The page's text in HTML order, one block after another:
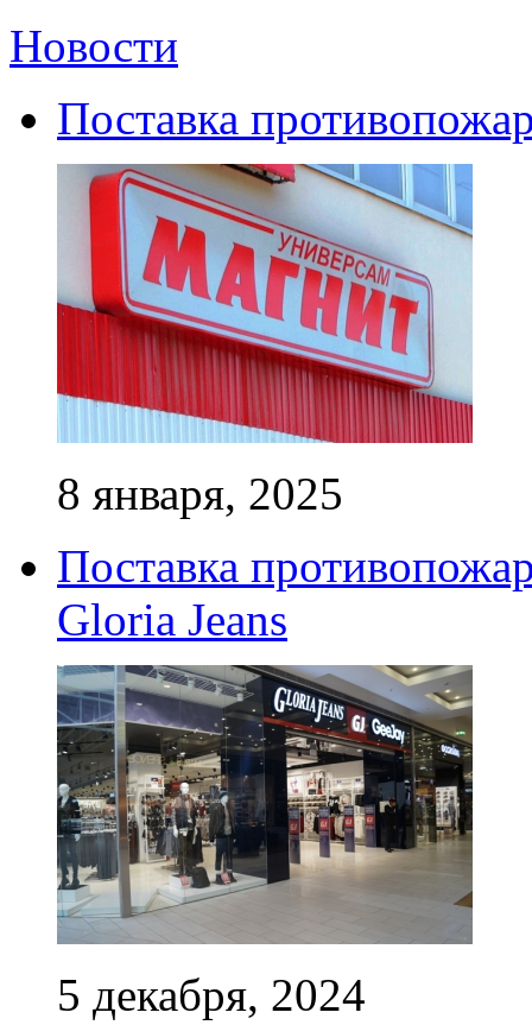
Новости
Поставка
8 января, 2025
Поставка
Gloria Jeans
5 декабря, 2024